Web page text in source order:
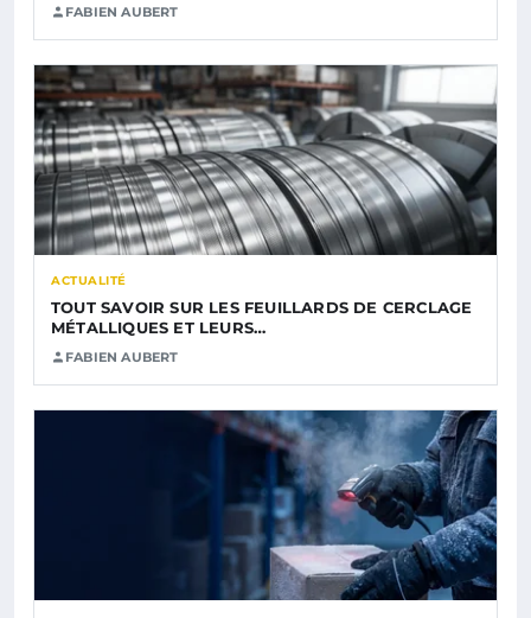
FABIEN AUBERT
ACTUALITÉ
TOUT SAVOIR SUR LES FEUILLARDS DE CERCLAGE
MÉTALLIQUES ET LEURS…
FABIEN AUBERT